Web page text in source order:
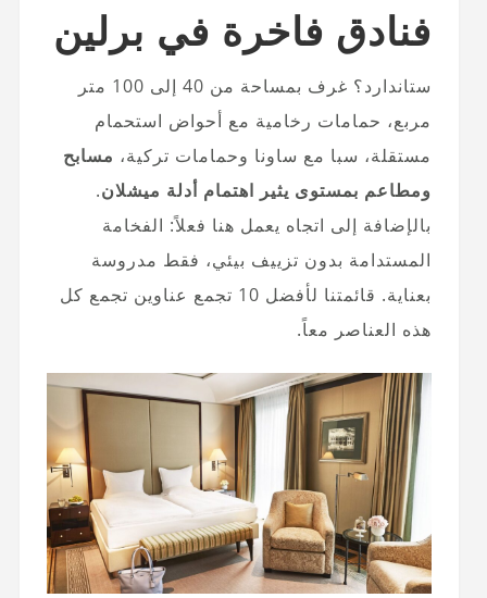
فنادق فاخرة في برلين
ستاندارد؟ غرف بمساحة من 40 إلى 100 متر
مربع، حمامات رخامية مع أحواض استحمام
مستقلة، سبا مع ساونا وحمامات تركية، مسابح
ومطاعم بمستوى يثير اهتمام أدلة ميشلان.
بالإضافة إلى اتجاه يعمل هنا فعلاً: الفخامة
المستدامة بدون تزييف بيئي، فقط مدروسة
بعناية. قائمتنا لأفضل 10 تجمع عناوين تجمع كل
هذه العناصر معاً.